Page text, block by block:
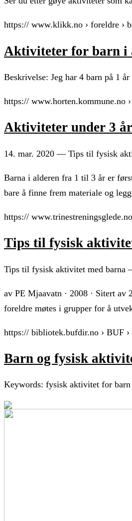
https:// www.klikk.no › foreldre ›
Aktiviteter for barn i
Beskrivelse: Jeg har 4 barn på 1
https:// www.horten.kommune.no
Aktiviteter under 3
14. mar. 2020 — Tips til fysisk
Barna i alderen fra 1 til 3 år er
bare å finne frem materiale og
https://
Tips til fysisk
Tips til fysisk aktivitet med barna
av PE Mjaavatn · 2008 · Sitert
foreldre møtes i grupper for å
https:// bibliotek.bufdir.no › BUF
Barn og fysisk
Keywords: fysisk aktivitet for barn